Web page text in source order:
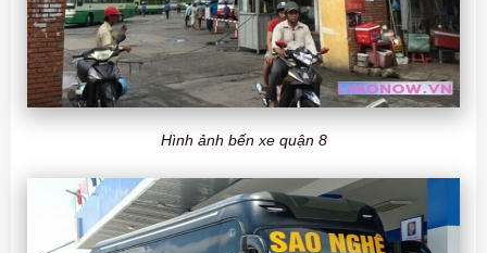
Hình ảnh bến xe quận 8